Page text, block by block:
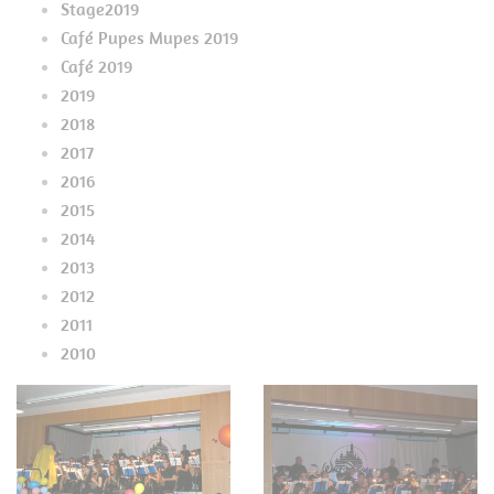
Stage2019
Café Pupes Mupes 2019
Café 2019
2019
2018
2017
2016
2015
2014
2013
2012
2011
2010